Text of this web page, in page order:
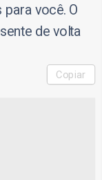
você. O
de volta
Copiar